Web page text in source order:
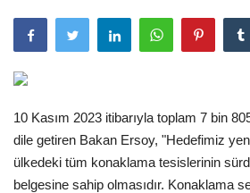
Araştırma - İnceleme
Lezzet Durakları
Röportajlar
Gezi - Yorum
10 Kasım 2023 itibarıyla toplam 7 bin
dile getiren Bakan Ersoy, "Hedefimiz
ülkedeki tüm konaklama tesislerinin
belgesine sahip olmasıdır. Konaklama